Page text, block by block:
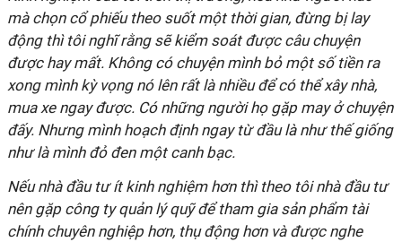
mà chọn cổ phiếu theo suốt một thời gian, đừng bị lay
động thì tôi nghĩ rằng sẽ kiểm soát được câu chuyện
được hay mất. Không có chuyện mình bỏ một số tiền ra
xong mình kỳ vọng nó lên rất là nhiều để có thể xây nhà,
mua xe ngay được. Có những người họ gặp may ở chuyện
đấy. Nhưng mình hoạch định ngay từ đầu là như thế giống
như là mình đỏ đen một canh bạc.
Nếu nhà đầu tư ít kinh nghiệm hơn thì theo tôi nhà đầu tư
nên gặp công ty quản lý quỹ để tham gia sản phẩm tài
chính chuyên nghiệp hơn, thụ động hơn và được nghe